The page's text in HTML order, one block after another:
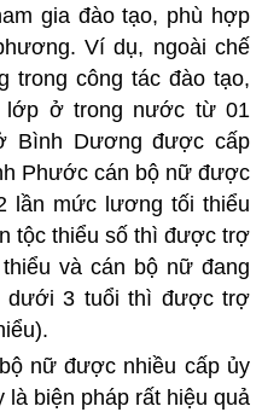
gia đào tạo, phù hợp
Ví dụ, ngoài chế
trong công tác đào tạo,
lớp ở trong nước từ 01
Bình Dương được cấp
Phước cán bộ nữ được
lần mức lương tối thiểu
tộc thiểu số thì được trợ
và cán bộ nữ đang
dưới 3 tuổi thì được trợ
nữ được nhiều cấp ủy
là biện pháp rất hiệu quả